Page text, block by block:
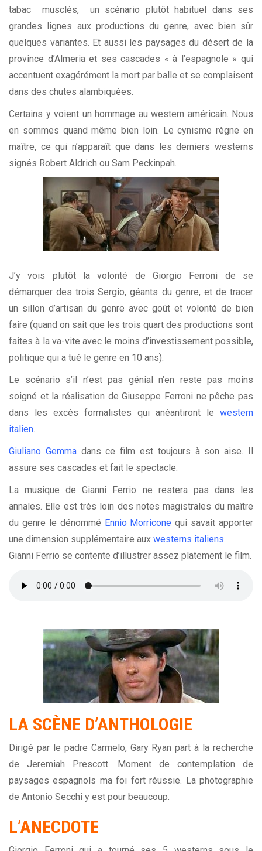
tabac musclés, un scénario plutôt habituel dans ses
grandes lignes aux productions du genre, avec bien sûr
quelques variantes. Et aussi les paysages du désert de la
province d’Almeria et ses cascades « à l’espagnole » qui
accentuent exagérément la mort par balle et se complaisent
dans des chutes alambiquées.
Certains y voient un hommage au western américain. Nous
en sommes quand même bien loin. Le cynisme règne en
maître, ce qui n’apparaît que dans les derniers westerns
signés Robert Aldrich ou Sam Peckinpah.
J’y vois plutôt la volonté de Giorgio Ferroni de se
démarquer des trois Sergio, géants du genre, et de tracer
un sillon d’artisan du genre avec goût et volonté de bien
faire (quand on sait que les trois quart des productions sont
faites à la va-vite avec le moins d’investissement possible,
politique qui a tué le genre en 10 ans).
Le scénario s’il n’est pas génial n’en reste pas moins
soigné et la réalisation de Giuseppe Ferroni ne pêche pas
dans les excès formalistes qui anéantiront le western
italien.
Giuliano Gemmadans ce film est toujours à son aise. Il
assure ses cascades et fait le spectacle.
La musique de Gianni Ferrio ne restera pas dans les
annales. Elle est très loin des notes magistrales du maître
du genre le dénommé Ennio Morricone qui savait apporter
une dimension supplémentaire aux westerns italiens.
Gianni Ferrio se contente d’illustrer assez platement le film.
LA SCÈNE D’ANTHOLOGIE
Dirigé par le padre Carmelo, Gary Ryan part à la recherche
de Jeremiah Prescott. Moment de contemplation de
paysages espagnols ma foi fort réussie. La photographie
de Antonio Secchi y est pour beaucoup.
L’ANECDOTE